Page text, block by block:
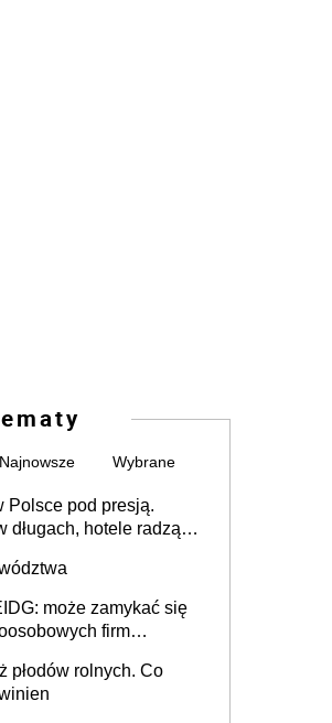
Najnowsze Wybrane
Polsce pod presją.
długach, hotele radzą
może zamykać się
firm
płodów rolnych. Co